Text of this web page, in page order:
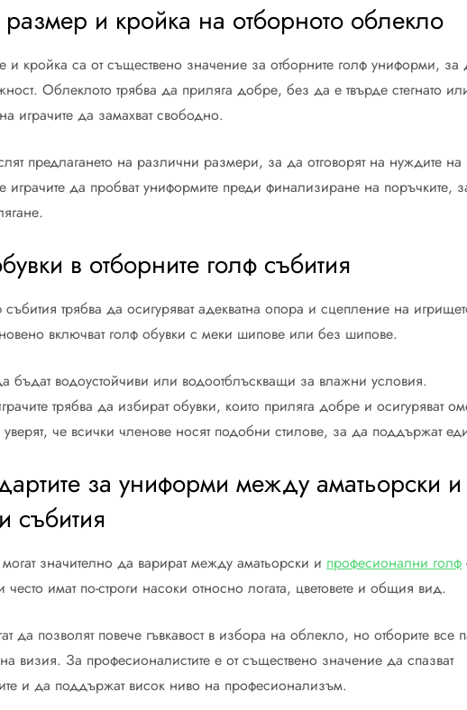
и кройка на отборното облекло
и кройка са от съществено значение за отборните голф униформи, за
Облеклото трябва да приляга добре, без да е твърде стегнато
играчите да замахват свободно.
предлагането на различни размери, за да отговорят на нуждите на
играчите да пробват униформите преди финализиране на поръчките,
в отборните голф събития
трябва да осигуряват адекватна опора и сцепление на
включват голф обувки с меки шипове или без шипове.
бъдат водоустойчиви или водоотблъскващи за влажни условия.
трябва да избират обувки, които приляга добре и осигуряват
че всички членове носят подобни стилове, за да поддържат
за униформи между аматьорски и
събития
значително да варират между аматьорски и професионални голф
имат по-строги насоки относно логата, цветовете и общия вид.
да позволят повече гъвкавост в избора на облекло, но отборите все
визия. За професионалистите е от съществено значение да спазват
и да поддържат висок ниво на професионализъм.